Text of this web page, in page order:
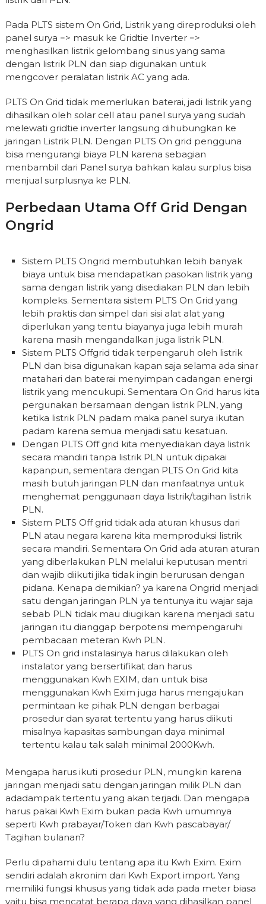
Pada PLTS sistem On Grid, Listrik yang direproduksi oleh
panel surya => masuk ke Gridtie Inverter =>
menghasilkan listrik gelombang sinus yang sama
dengan listrik PLN dan siap digunakan untuk
mengcover peralatan listrik AC yang ada.
PLTS On Grid tidak memerlukan baterai, jadi listrik yang
dihasilkan oleh solar cell atau panel surya yang sudah
melewati gridtie inverter langsung dihubungkan ke
jaringan Listrik PLN. Dengan PLTS On grid pengguna
bisa mengurangi biaya PLN karena sebagian
menbambil dari Panel surya bahkan kalau surplus bisa
menjual surplusnya ke PLN.
Perbedaan Utama Off Grid Dengan
Ongrid
Sistem PLTS Ongrid membutuhkan lebih banyak
biaya untuk bisa mendapatkan pasokan listrik yang
sama dengan listrik yang disediakan PLN dan lebih
kompleks. Sementara sistem PLTS On Grid yang
lebih praktis dan simpel dari sisi alat alat yang
diperlukan yang tentu biayanya juga lebih murah
karena masih mengandalkan juga listrik PLN.
Sistem PLTS Offgrid tidak terpengaruh oleh listrik
PLN dan bisa digunakan kapan saja selama ada sinar
matahari dan baterai menyimpan cadangan energi
listrik yang mencukupi. Sementara On Grid harus kita
pergunakan bersamaan dengan listrik PLN, yang
ketika listrik PLN padam maka panel surya ikutan
padam karena semua menjadi satu kesatuan.
Dengan PLTS Off grid kita menyediakan daya listrik
secara mandiri tanpa listrik PLN untuk dipakai
kapanpun, sementara dengan PLTS On Grid kita
masih butuh jaringan PLN dan manfaatnya untuk
menghemat penggunaan daya listrik/tagihan listrik
PLN.
Sistem PLTS Off grid tidak ada aturan khusus dari
PLN atau negara karena kita memproduksi listrik
secara mandiri. Sementara On Grid ada aturan aturan
yang diberlakukan PLN melalui keputusan mentri
dan wajib diikuti jika tidak ingin berurusan dengan
pidana. Kenapa demikian? ya karena Ongrid menjadi
satu dengan jaringan PLN ya tentunya itu wajar saja
sebab PLN tidak mau diugikan karena menjadi satu
jaringan itu dianggap berpotensi mempengaruhi
pembacaan meteran Kwh PLN.
PLTS On grid instalasinya harus dilakukan oleh
instalator yang bersertifikat dan harus
menggunakan Kwh EXIM, dan untuk bisa
menggunakan Kwh Exim juga harus mengajukan
permintaan ke pihak PLN dengan berbagai
prosedur dan syarat tertentu yang harus diikuti
misalnya kapasitas sambungan daya minimal
tertentu kalau tak salah minimal 2000Kwh.
Mengapa harus ikuti prosedur PLN, mungkin karena
jaringan menjadi satu dengan jaringan milik PLN dan
adadampak tertentu yang akan terjadi. Dan mengapa
harus pakai Kwh Exim bukan pada Kwh umumnya
seperti Kwh prabayar/Token dan Kwh pascabayar/
Tagihan bulanan?
Perlu dipahami dulu tentang apa itu Kwh Exim. Exim
sendiri adalah akronim dari Kwh Export import. Yang
memiliki fungsi khusus yang tidak ada pada meter biasa
yaitu bisa mencatat berapa daya yang dihasilkan panel